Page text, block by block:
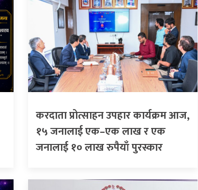
करदाता प्रोत्साहन उपहार कार्यक्रम आज,
१५ जनालाई एक–एक लाख र एक
जनालाई १० लाख रुपैयाँ पुरस्कार